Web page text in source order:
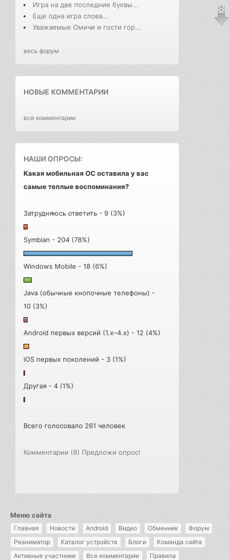
Игра на две последние буквы...
Еще одна игра слова...
Уважаемые Омичи и гости гор...
весь форум
НОВЫЕ КОММЕНТАРИИ
все комментарии
НАШИ ОПРОСЫ:
Какая мобильная ОС оставила у вас
самые теплые воспоминания?
Затрудняюсь ответить - 9 (3%)
Symbian - 204 (78%)
Windows Mobile - 18 (6%)
Java (обычные кнопочные телефоны) -
10 (3%)
Android первых версий (1.x–4.x) - 12 (4%)
iOS первых поколений - 3 (1%)
Другая - 4 (1%)
Всего голосовало 261 человек
Комментарии (8) Предложи опрос!
Меню сайта
Главная Новости Android Видео Обменник
Форум
Реаниматор
Каталог устройств Блоги
Команда сайта
Активные участники
Все комментарии Правила